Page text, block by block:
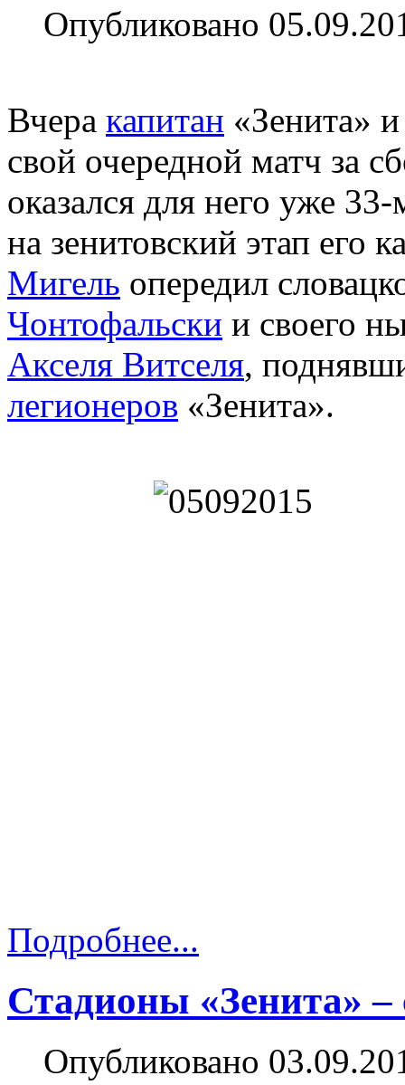
Опубликовано
Вчера капитан «Зенита»
свой очередной матч за
оказался для него уже
на зенитовский этап его
Мигель опередил
Чонтофальски и своего
Акселя Витселя,
легионеров «Зенита».
Подробнее...
Стадионы «Зенита»
Опубликовано